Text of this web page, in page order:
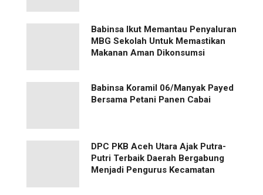
Babinsa Ikut Memantau Penyaluran
MBG Sekolah Untuk Memastikan
Makanan Aman Dikonsumsi
Babinsa Koramil 06/Manyak Payed
Bersama Petani Panen Cabai
‎DPC PKB Aceh Utara Ajak Putra-
Putri Terbaik Daerah Bergabung
Menjadi Pengurus Kecamatan